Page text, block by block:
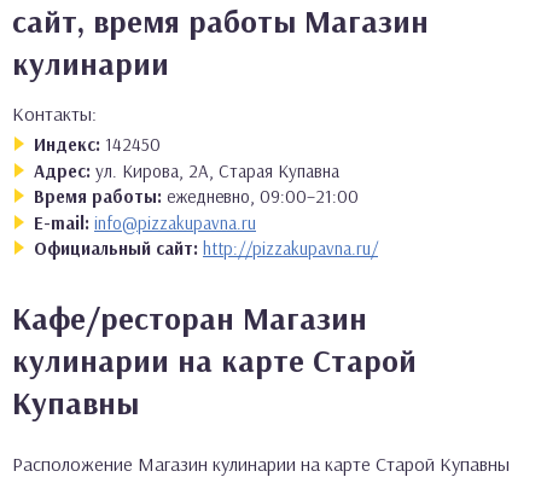
сайт, время работы Магазин
кулинарии
Контакты:
Индекс: 142450
Адрес: ул. Кирова, 2А, Старая Купавна
Время работы: ежедневно, 09:00–21:00
E-mail: info@pizzakupavna.ru
Официальный сайт: http://pizzakupavna.ru/
Кафе/ресторан Магазин
кулинарии на карте Старой
Купавны
Расположение Магазин кулинарии на карте Старой Купавны